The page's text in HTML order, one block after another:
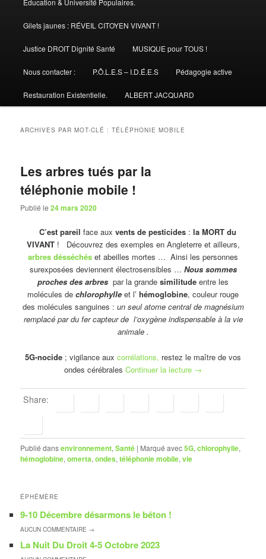
Gilets jaunes : RÉVEIL CITOYEN VIVANT !
Justice DROIT Dignité Santé MUSIQUE pour TOUS !
Nous contacter : P.Ô.L.E.S – I.D.É.E.S Pédagogie active
Restauration Existentielle. ALBERT JACQUARD
ARCHIVES PAR MOT-CLÉ :TÉLÉPHONIE MOBILE
Les arbres tués par la
téléphonie mobile !
Publié le24 mars 2020
C’est pareil face aux vents de pesticides : la MORT du
VIVANT! Découvrez des exemples en Angleterre et ailleurs,
arbres désséchés et abeilles mortes … Ainsi les personnes
surexposées deviennent électrosensibles … Nous sommes
proches des arbres par la grande similitude entre les
molécules de chlorophylle et l’ hémoglobine, couleur rouge
des molécules sanguines : un seul atome central de magnésium
remplacé par du fer capteur de l’oxygène indispensable à la vie
animale .
5G-nocide ; vigilance aux corrélations, restez le maître de vos
ondes cérébrales Continuer la lecture →
Share:
Publié dansenvironnement,Santé | Marqué avec5G,chlorophylle,
hémoglobine,omerta,ondes,téléphonie mobile,vie
ÉPHÉMÈRE
9-10 Décembre désarmons le béton !
AUCUNCOMMENTAIRE →
La Nuit Du Droit 4-5 Octobre 2023